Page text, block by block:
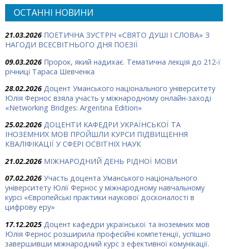
ОСТАННІ НОВИНИ
21.03.2026 ПОЕТИЧНА ЗУСТРІЧ «СВЯТО ДУШІ І СЛОВА» З
НАГОДИ ВСЕСВІТНЬОГО ДНЯ ПОЕЗІЇ
09.03.2026 Пророк, який надихає. Тематична лекція до 212-ї
річниці Тараса Шевченка
28.02.2026 Доцент Уманського національного університету
Юлія Фернос взяла участь у міжнародному онлайн-заході
«Networking Bridges: Argentina Edition»
25.02.2026 ДОЦЕНТИ КАФЕДРИ УКРАЇНСЬКОЇ ТА
ІНОЗЕМНИХ МОВ ПРОЙШЛИ КУРСИ ПІДВИЩЕННЯ
КВАЛІФІКАЦІЇ У СФЕРІ ОСВІТНІХ НАУК
21.02.2026 МІЖНАРОДНИЙ ДЕНЬ РІДНОЇ МОВИ
07.02.2026 Участь доцента Уманського національного
університету Юлії Фернос у міжнародному навчальному
курсі «Європейські практики наукової досконалості в
цифрову еру»
17.12.2025 Доцент кафедри української та іноземних мов
Юлія Фернос розширила професійні компетенції, успішно
завершивши міжнародний курс з ефективної комунікації.